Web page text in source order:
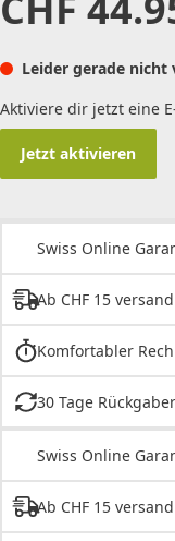
Leider gerade nicht
Aktiviere dir jetzt eine
Jetzt aktivieren
Swiss Online
Ab CHF 15
Komfortabler
30 Tage
Swiss Online
Ab CHF 15